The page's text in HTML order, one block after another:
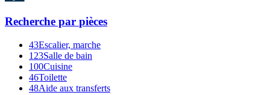
Recherche par pièces
43Escalier, marche
123Salle de bain
100Cuisine
46Toilette
48Aide aux transferts